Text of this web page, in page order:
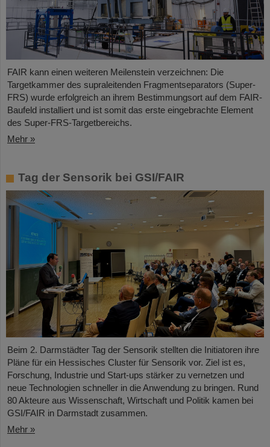
FAIR kann einen weiteren Meilenstein verzeichnen: Die
Targetkammer des supraleitenden Fragmentseparators (Super-
FRS) wurde erfolgreich an ihrem Bestimmungsort auf dem FAIR-
Baufeld installiert und ist somit das erste eingebrachte Element
des Super-FRS-Targetbereichs.
Mehr »
Tag der Sensorik bei GSI/FAIR
Beim 2. Darmstädter Tag der Sensorik stellten die Initiatoren ihre
Pläne für ein Hessisches Cluster für Sensorik vor. Ziel ist es,
Forschung, Industrie und Start-ups stärker zu vernetzen und
neue Technologien schneller in die Anwendung zu bringen. Rund
80 Akteure aus Wissenschaft, Wirtschaft und Politik kamen bei
GSI/FAIR in Darmstadt zusammen.
Mehr »